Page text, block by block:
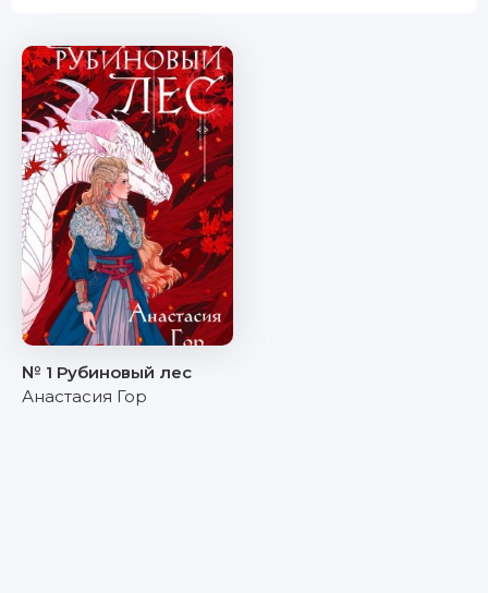
№ 1 Рубиновый лес
Анастасия Гор